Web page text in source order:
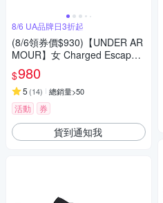
8/6 UA品牌日3折起
(8/6領券價$930)【UNDER AR
MOUR】女 Charged Escape 4
Knit 慢跑鞋 運動鞋_3026526-1
04
$980
5 (14) 總銷量>50
活動 券
貨到通知我